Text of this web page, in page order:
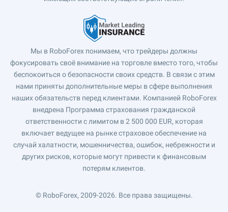
Мы в RoboForex понимаем, что трейдеры должны
фокусировать своё внимание на торговле вместо того, чтобы
беспокоиться о безопасности своих средств. В связи с этим
нами приняты дополнительные меры в сфере выполнения
наших обязательств перед клиентами. Компанией RoboForex
внедрена Программа страхования гражданской
ответственности с лимитом в 2 500 000 EUR, которая
включает ведущее на рынке страховое обеспечение на
случай халатности, мошенничества, ошибок, небрежности и
других рисков, которые могут привести к финансовым
потерям клиентов.
© RoboForex, 2009-2026. Все права защищены.